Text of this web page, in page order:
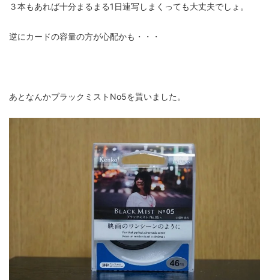
３本もあれば十分まるまる1日連写しまくっても大丈夫でしょ。
逆にカードの容量の方が心配かも・・・
あとなんかブラックミストNo5を貰いました。